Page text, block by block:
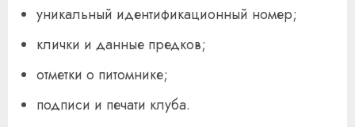
уникальный идентификационный номер;
клички и данные предков;
отметки о питомнике;
подписи и печати клуба.